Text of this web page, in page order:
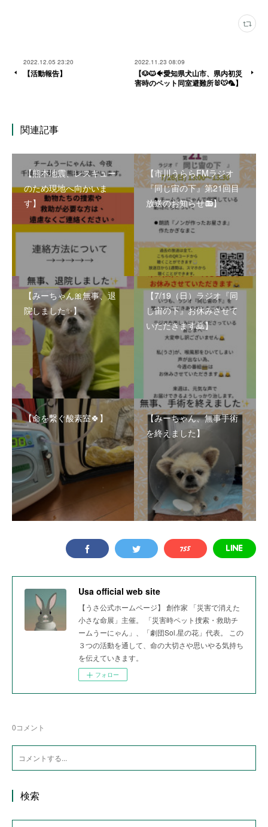
2022.12.05 23:20
【活動報告】
2022.11.23 08:09
【🐶🐱🐠愛知県犬山市、県内初災
害時のペット同室避難所🐰🐭🦜】
関連記事
【熊本地震、レスキュー
のため現地へ向かいま
す】
【市川うららFMラジオ
『同じ宙の下』第21回目
放送のお知らせ📻】
【みーちゃん🎀無事、退
院しました✨】
【7/19（日）ラジオ『同
じ宙の下』お休みさせて
いただきます🙇】
【命を繋ぐ酸素室🍀】
【みーちゃん、無事手術
を終えました】
Usa official web site
【うさ公式ホームページ】 創作家 「災害で消えた
小さな命展」主催。 「災害時ペット捜索・救助チ
ームうーにゃん」、「劇団Sol.星の花」代表。 この
３つの活動を通して、命の大切さや思いやる気持ち
を伝えていきます。
フォロー
0コメント
検索